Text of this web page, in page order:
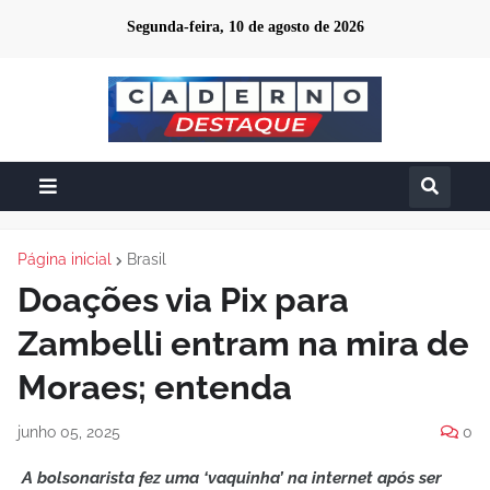
Segunda-feira, 10 de agosto de 2026
Página inicial Brasil
Doações via Pix para
Zambelli entram na mira de
Moraes; entenda
junho 05, 2025 0
A bolsonarista fez uma ‘vaquinha’ na internet após ser